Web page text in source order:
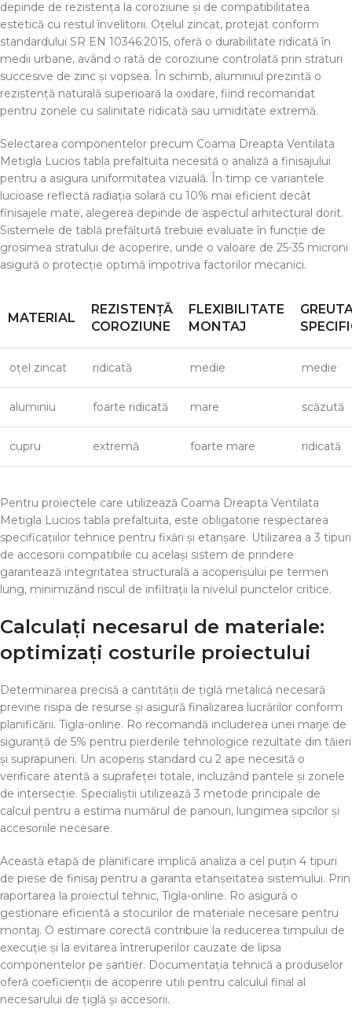
depinde de rezistența la coroziune și de compatibilitatea
estetică cu restul învelitorii. Oțelul zincat, protejat conform
standardului SR EN 10346:2015, oferă o durabilitate ridicată în
medii urbane, având o rată de coroziune controlată prin straturi
succesive de zinc și vopsea. În schimb, aluminiul prezintă o
rezistență naturală superioară la oxidare, fiind recomandat
pentru zonele cu salinitate ridicată sau umiditate extremă.
Selectarea componentelor precum Coama Dreapta Ventilata
Metigla Lucios tabla prefaltuita necesită o analiză a finisajului
pentru a asigura uniformitatea vizuală. În timp ce variantele
lucioase reflectă radiația solară cu 10% mai eficient decât
finisajele mate, alegerea depinde de aspectul arhitectural dorit.
Sistemele de tablă prefălțuită trebuie evaluate în funcție de
grosimea stratului de acoperire, unde o valoare de 25-35 microni
asigură o protecție optimă împotriva factorilor mecanici.
MATERIAL
REZISTENȚĂ
COROZIUNE
FLEXIBILITATE
MONTAJ
oțel zincat ridicată medie medie
aluminiu foarte ridicată mare scăzută
cupru extremă foarte mare ridicată
Pentru proiectele care utilizează Coama Dreapta Ventilata
Metigla Lucios tabla prefaltuita, este obligatorie respectarea
specificațiilor tehnice pentru fixări și etanșare. Utilizarea a 3 tipuri
de accesorii compatibile cu același sistem de prindere
garantează integritatea structurală a acoperișului pe termen
lung, minimizând riscul de infiltrații la nivelul punctelor critice.
Calculați necesarul de materiale:
optimizați costurile proiectului
Determinarea precisă a cantității de țiglă metalică necesară
previne risipa de resurse și asigură finalizarea lucrărilor conform
planificării. Tigla-online. Ro recomandă includerea unei marje de
siguranță de 5% pentru pierderile tehnologice rezultate din tăieri
și suprapuneri. Un acoperiș standard cu 2 ape necesită o
verificare atentă a suprafeței totale, incluzând pantele și zonele
de intersecție. Specialiștii utilizează 3 metode principale de
calcul pentru a estima numărul de panouri, lungimea șipcilor și
accesoriile necesare.
Această etapă de planificare implică analiza a cel puțin 4 tipuri
de piese de finisaj pentru a garanta etanșeitatea sistemului. Prin
raportarea la proiectul tehnic, Tigla-online. Ro asigură o
gestionare eficientă a stocurilor de materiale necesare pentru
montaj. O estimare corectă contribuie la reducerea timpului de
execuție și la evitarea întreruperilor cauzate de lipsa
componentelor pe șantier. Documentația tehnică a produselor
oferă coeficienții de acoperire utili pentru calculul final al
necesarului de țiglă și accesorii.